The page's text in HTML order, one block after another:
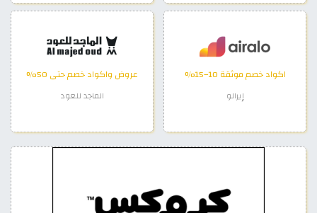
اكواد خصم موثقة 10–15%
إيرالو
عروض واكواد خصم حتى 50%
الماجد للعود